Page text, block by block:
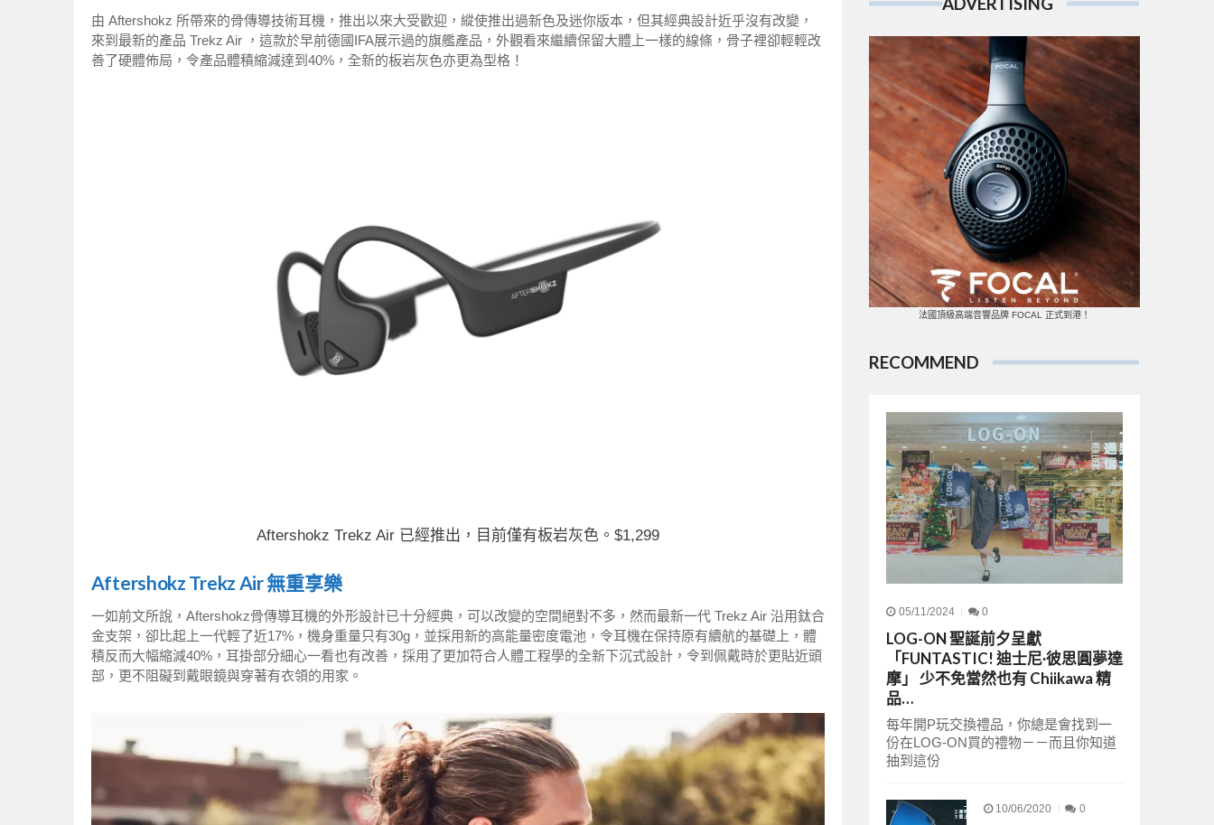
由 Aftershokz 所帶來的骨傳導技術耳機，推出以來大受歡迎，縱使推出過新色及迷你版本，但其經典設計近乎沒有改變，
來到最新的產品 Trekz Air ，這款於早前德國IFA展示過的旗艦產品，外觀看來繼續保留大體上一樣的線條，骨子裡卻輕輕改
善了硬體佈局，令產品體積縮減達到40%，全新的板岩灰色亦更為型格！
Aftershokz Trekz Air 已經推出，目前僅有板岩灰色。$1,299
Aftershokz Trekz Air 無重享樂
一如前文所說，Aftershokz骨傳導耳機的外形設計已十分經典，可以改變的空間絕對不多，然而最新一代 Trekz Air 沿用鈦合
金支架，卻比起上一代輕了近17%，機身重量只有30g，並採用新的高能量密度電池，令耳機在保持原有續航的基礎上，體
積反而大幅縮減40%，耳掛部分細心一看也有改善，採用了更加符合人體工程學的全新下沉式設計，令到佩戴時於更貼近頭
部，更不阻礙到戴眼鏡與穿著有衣領的用家。
法國頂級高端音響品牌 FOCAL 正式到港！
RECOMMEND
05/11/2024 0
LOG-ON 聖誕前夕呈獻
「FUNTASTIC! 迪士尼∙彼思圓夢達
摩」 少不免當然也有 Chiikawa 精
品…
每年開P玩交換禮品，你總是會找到一
份在LOG-ON買的禮物－－而且你知道
抽到這份
10/06/2020 0